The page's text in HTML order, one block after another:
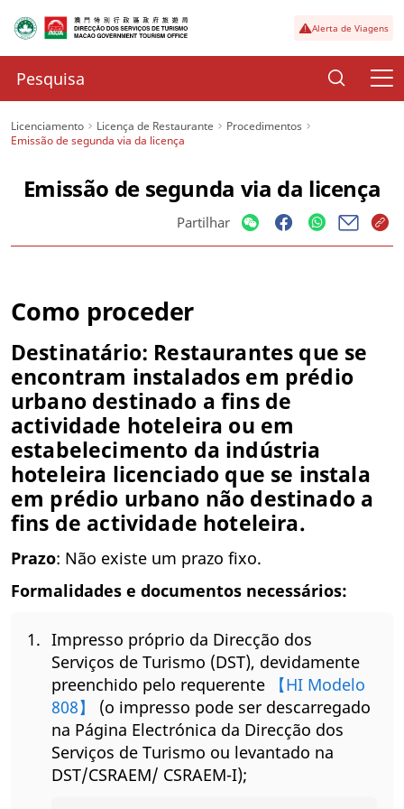
Alerta de Viagens
Licenciamento Licença de Restaurante
Procedimentos
Emissão de segunda via da licença
Emissão de segunda via da licença
Partilhar
Como proceder
Destinatário: Restaurantes que se
encontram instalados em prédio
urbano destinado a fins de
actividade hoteleira ou em
estabelecimento da indústria
hoteleira licenciado que se instala
em prédio urbano não destinado a
fins de actividade hoteleira.
Prazo: Não existe um prazo fixo.
Formalidades e documentos necessários:
Impresso próprio da Direcção dos
Serviços de Turismo (DST), devidamente
preenchido pelo requerente
【HI Modelo
808】
(o impresso pode ser descarregado
na Página Electrónica da Direcção dos
Serviços de Turismo ou levantado na
DST/CSRAEM/ CSRAEM-I);